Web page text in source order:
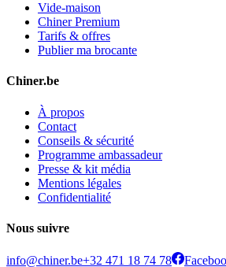
Vide-maison
Chiner Premium
Tarifs & offres
Publier ma brocante
Chiner.be
À propos
Contact
Conseils & sécurité
Programme ambassadeur
Presse & kit média
Mentions légales
Confidentialité
Nous suivre
info@chiner.be+32 471 18 74 78